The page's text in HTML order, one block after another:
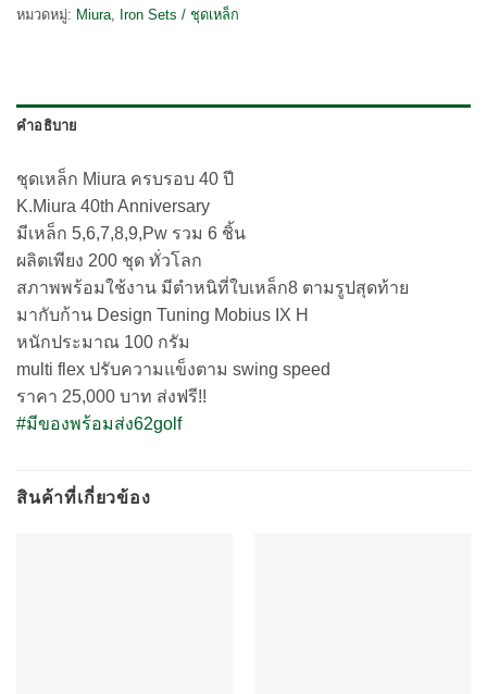
หมวดหมู่: Miura Iron Sets / ชุดเหล็ก
คำอธิบาย
ชุดเหล็ก Miura ครบรอบ 40 ปี
K.Miura 40th Anniversary
มีเหล็ก 5,6,7,8,9,Pw รวม 6 ชิ้น
ผลิตเพียง 200 ชุด ทั่วโลก
สภาพพร้อมใช้งาน มีตำหนิที่ใบเหล็ก8 ตามรูปสุดท้าย
มากับก้าน Design Tuning Mobius IX H
หนักประมาณ 100 กรัม
multi flex ปรับความแข็งตาม swing speed
ราคา 25,000 บาท ส่งฟรี!!
#มีของพร้อมส่ง62golf
สินค้าที่เกี่ยวข้อง